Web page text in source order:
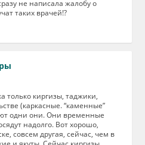
не написала жалобу о
таких врачей!?
только киргизы, таджики,
(каркасные. “каменные”
одни они. Они временные
надолго. Вот хорошо,
совсем другая, сейчас, чем в